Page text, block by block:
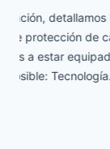
La función de
que el cable
individuales
protección